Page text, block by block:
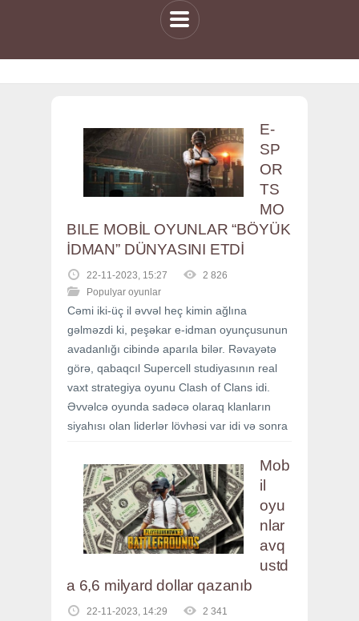
E-
SP
OR
TS
MO
BILE MOBİL OYUNLAR “BÖYÜK
İDMAN” DÜNYASINI ETDİ
22-11-2023, 15:27
2 826
Populyar oyunlar
Cəmi iki-üç il əvvəl heç kimin ağlına
gəlməzdi ki, peşəkar e-idman oyunçusunun
avadanlığı cibində aparıla bilər. Rəvayətə
görə, qabaqcıl Supercell studiyasının real
vaxt strategiya oyunu Clash of Clans idi.
Əvvəlcə oyunda sadəcə olaraq klanların
siyahısı olan liderlər lövhəsi var idi və sonra
Mob
il
oyu
nlar
avq
ustd
a 6,6 milyard dollar qazanıb
22-11-2023, 14:29
2 341